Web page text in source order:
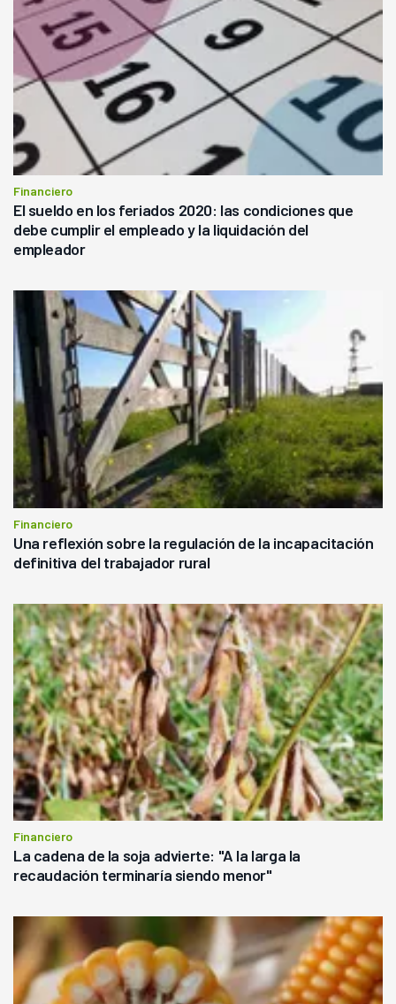
Financiero
El sueldo en los feriados 2020: las condiciones que
debe cumplir el empleado y la liquidación del
empleador
Financiero
Una reflexión sobre la regulación de la incapacitación
definitiva del trabajador rural
Financiero
La cadena de la soja advierte: "A la larga la
recaudación terminaría siendo menor"